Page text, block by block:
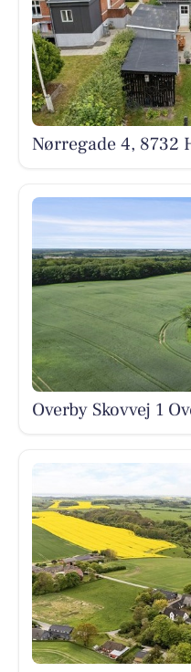
Nørregade 4, 8732
Overby Skovvej 1